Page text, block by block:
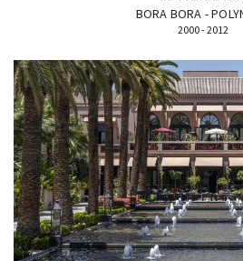
BORA BORA -
2000 - 2012